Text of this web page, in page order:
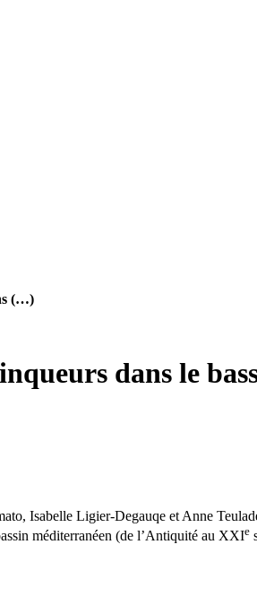
(…)
dans le
Isabelle Ligier-Degauqe et Anne
méditerranéen (de l’Antiquité au XXIe